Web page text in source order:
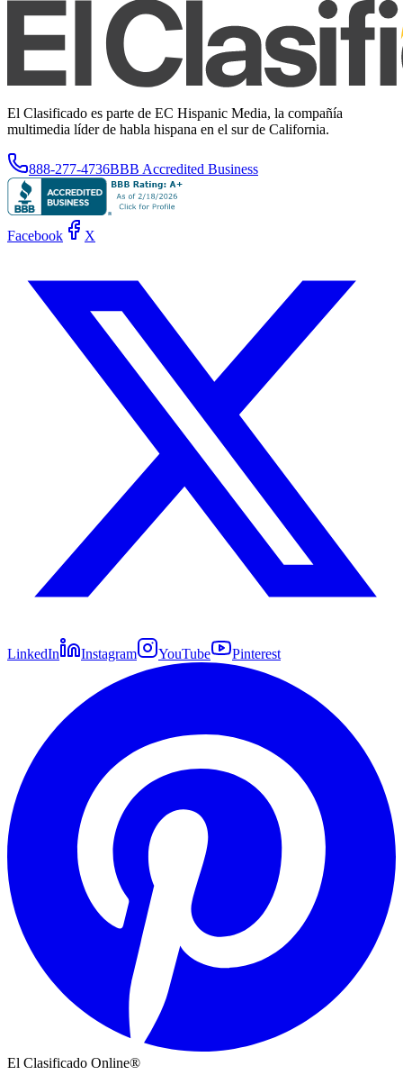
El Clasificado es parte de EC Hispanic Media, la compañía
multimedia líder de habla hispana en el sur de California.
888-277-4736BBB Accredited Business
Facebook X
LinkedIn Instagram YouTube Pinterest
El Clasificado Online®